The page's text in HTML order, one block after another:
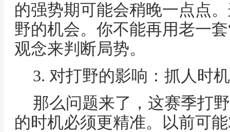
的强势期可能会稍晚一点点
野的机会。你不能再用老一
观念来判断局势。
3. 对打野的影响：抓人时
那么问题来了，这赛季打
的时机必须更精准。以前可